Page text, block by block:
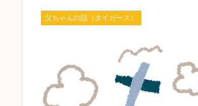
父ちゃんの話（タイガース）